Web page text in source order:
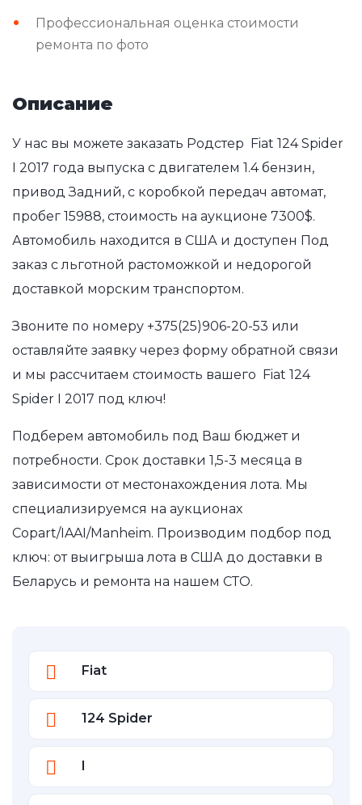
Профессиональная оценка стоимости
ремонта по фото
Описание
У нас вы можете заказать Родстер Fiat 124 Spider
I 2017 года выпуска с двигателем 1.4 бензин,
привод Задний, с коробкой передач автомат,
пробег 15988, стоимость на аукционе 7300$.
Автомобиль находится в США и доступен Под
заказ с льготной растоможкой и недорогой
доставкой морским транспортом.
Звоните по номеру +375(25)906-20-53 или
оставляйте заявку через форму обратной связи
и мы рассчитаем стоимость вашего Fiat 124
Spider I 2017 под ключ!
Подберем автомобиль под Ваш бюджет и
потребности. Срок доставки 1,5-3 месяца в
зависимости от местонахождения лота. Мы
специализируемся на аукционах
Copart/IAAI/Manheim. Производим подбор под
ключ: от выигрыша лота в США до доставки в
Беларусь и ремонта на нашем СТО.
Fiat
124 Spider
I